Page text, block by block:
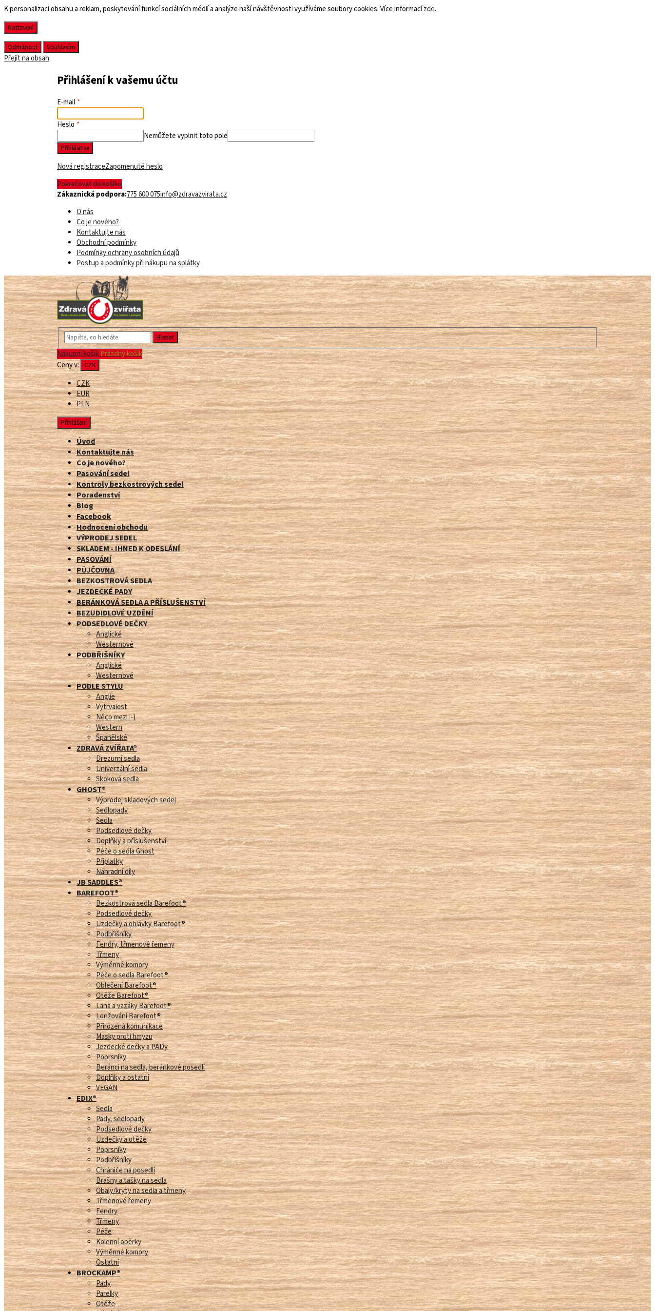
K personalizaci obsahu a reklam, poskytování funkcí sociálních médií a analýze naší návštěvnosti využíváme soubory cookies. Více informacízde.
Nastavení
Odmítnout Souhlasím
Přejít na obsah
Přihlášení k vašemu účtu
E-mail
Heslo
Nemůžete vyplnit toto pole
Přihlásit se
Nová registraceZapomenuté heslo
Pokračovat do košíku
Zákaznická podpora:775 600 075info@zdravazvirata.cz
O nás
Co je nového?
Kontaktujte nás
Obchodní podmínky
Podmínky ochrany osobních údajů
Postup a podmínky při nákupu na splátky
Hledat
Nákupní košíkPrázdný košík
Ceny v: CZK
CZK
EUR
PLN
Přihlášení
Úvod
Kontaktujte nás
Co je nového?
Pasování sedel
Kontroly bezkostrových sedel
Poradenství
Blog
Facebook
Hodnocení obchodu
VÝPRODEJ SEDEL
SKLADEM - IHNED K ODESLÁNÍ
PASOVÁNÍ
PŮJČOVNA
BEZKOSTROVÁ SEDLA
JEZDECKÉ PADY
BERÁNKOVÁ SEDLA A PŘÍSLUŠENSTVÍ
BEZUDIDLOVÉ UZDĚNÍ
PODSEDLOVÉ DEČKY
Anglické
Westernové
PODBŘIŠNÍKY
Anglické
Westernové
PODLE STYLU
Anglie
Vytrvalost
Něco mezi :-)
Western
Španělské
ZDRAVÁ ZVÍŘATA®
Drezurní sedla
Univerzální sedla
Skoková sedla
GHOST®
Výprodej skladových sedel
Sedlopady
Sedla
Podsedlové dečky
Doplňky a příslušenství
Péče o sedla Ghost
Příplatky
Náhradní díly
JB SADDLES®
BAREFOOT®
Bezkostrová sedla Barefoot®
Podsedlové dečky
Uzdečky a ohlávky Barefoot®
Podbřišníky
Fendry, třmenové řemeny
Třmeny
Výměnné komory
Péče o sedla Barefoot®
Oblečení Barefoot®
Otěže Barefoot®
Lana a vazáky Barefoot®
Lonžování Barefoot®
Přirozená komunikace
Masky proti hmyzu
Jezdecké dečky a PADy
Poprsníky
Beránci na sedla, beránkové posedlí
Doplňky a ostatní
VEGAN
EDIX®
Sedla
Pady, sedlopady
Podsedlové dečky
Uzdečky a otěže
Poprsníky
Podbřišníky
Chrániče na posedlí
Brašny a tašky na sedla
Obaly/kryty na sedla a třmeny
Třmenové řemeny
Fendry
Třmeny
Péče
Kolenní opěrky
Výměnné komory
Ostatní
BROCKAMP®
Pady
Parelky
Otěže